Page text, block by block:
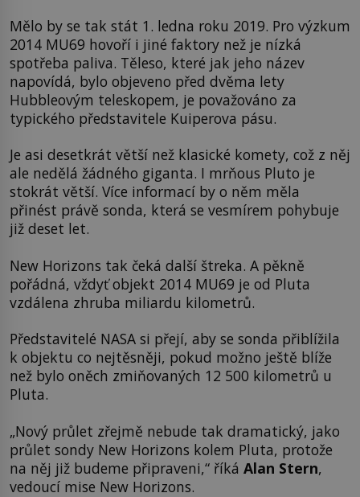
Mělo by se tak stát 1. ledna roku 2019. Pro výzkum
2014 MU69 hovoří i jiné faktory než je nízká
spotřeba paliva. Těleso, které jak jeho název
napovídá, bylo objeveno před dvěma lety
Hubbleovým teleskopem, je považováno za
typického představitele Kuiperova pásu.
Je asi desetkrát větší než klasické komety, což z něj
ale nedělá žádného giganta. I mrňous Pluto je
stokrát větší. Více informací by o něm měla
přinést právě sonda, která se vesmírem pohybuje
již deset let.
New Horizons tak čeká další štreka. A pěkně
pořádná, vždyť objekt 2014 MU69 je od Pluta
vzdálena zhruba miliardu kilometrů.
Představitelé NASA si přejí, aby se sonda přiblížila
k objektu co nejtěsněji, pokud možno ještě blíže
než bylo oněch zmiňovaných 12 500 kilometrů u
Pluta.
„Nový průlet zřejmě nebude tak dramatický, jako
průlet sondy New Horizons kolem Pluta, protože
na něj již budeme připraveni,“ říká Alan Stern,
vedoucí mise New Horizons.